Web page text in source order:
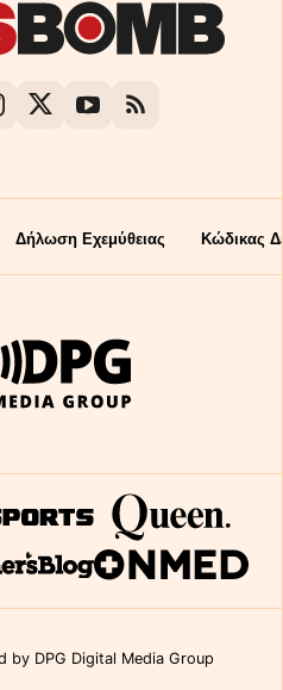
Δήλωση Εχεμύθειας Κώδικας
by DPG Digital Media Group